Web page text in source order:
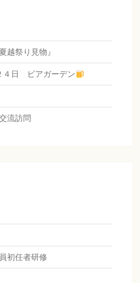
祭り見物』
４日 ビアガーデン
流訪問
初任者研修